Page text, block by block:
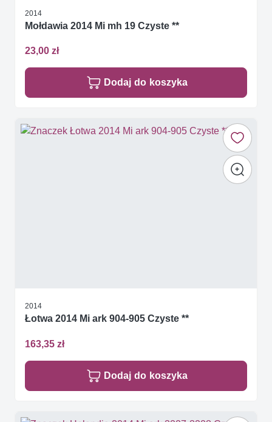
2014
Mołdawia 2014 Mi mh 19 Czyste **
23,00 zł
Dodaj do koszyka
2014
Łotwa 2014 Mi ark 904-905 Czyste **
163,35 zł
Dodaj do koszyka